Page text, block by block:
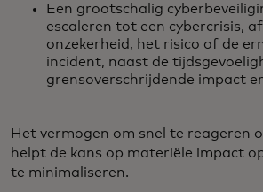
Een grootschalig
escaleren tot een cybercrisis,
onzekerheid, het risico of de
incident, naast de
grensoverschrijdende impact
Het vermogen om snel te reageren
helpt de kans op materiële impact
te minimaliseren.